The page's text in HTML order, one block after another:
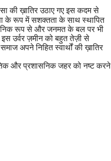
की ख़ातिर उठाए गए इस कदम से
के रूप में सशक्तता के साथ स्थापित
रूप से और जनमत के बल पर भी
इस उर्वर ज़मीन को बहुत तेज़ी से
अपने निहित स्वार्थों की ख़ातिर
और प्रशासनिक जहर को नष्ट करने